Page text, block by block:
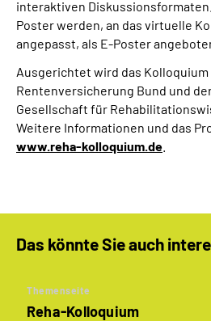
interaktiven
Poster werden, an das virtuelle
angepasst, als E-Poster
Ausgerichtet wird das
Rentenversicherung Bund und
Gesellschaft für
Weitere Informationen und das
www.reha-kolloquium.de
Das könnte Sie auch
Themenseite
Reha-Kolloquium